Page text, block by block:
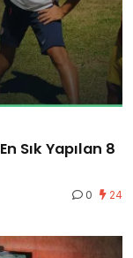
Sık Yapılan 8
0 24